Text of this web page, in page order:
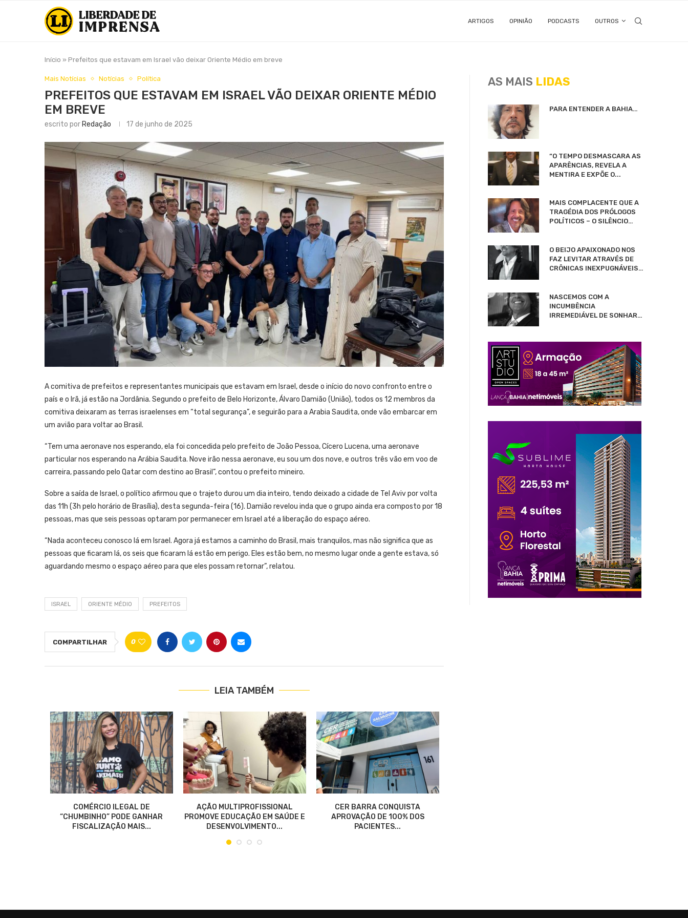
ARTIGOS OPINIÃO PODCASTS OUTROS
Início » Prefeitos que estavam em Israel vão deixar Oriente Médio em breve
Mais Notícias Notícias Política
PREFEITOS QUE ESTAVAM EM ISRAEL VÃO DEIXAR ORIENTE MÉDIO
EM BREVE
escrito por Redação 17 de junho de 2025
A comitiva de prefeitos e representantes municipais que estavam em Israel, desde o início do novo confronto entre o
país e o Irã, já estão na Jordânia. Segundo o prefeito de Belo Horizonte, Álvaro Damião (União), todos os 12 membros da
comitiva deixaram as terras israelenses em “total segurança”, e seguirão para a Arabia Saudita, onde vão embarcar em
um avião para voltar ao Brasil.
“Tem uma aeronave nos esperando, ela foi concedida pelo prefeito de João Pessoa, Cícero Lucena, uma aeronave
particular nos esperando na Arábia Saudita. Nove irão nessa aeronave, eu sou um dos nove, e outros três vão em voo de
carreira, passando pelo Qatar com destino ao Brasil”, contou o prefeito mineiro.
Sobre a saída de Israel, o político afirmou que o trajeto durou um dia inteiro, tendo deixado a cidade de Tel Aviv por volta
das 11h (3h pelo horário de Brasília), desta segunda-feira (16). Damião revelou inda que o grupo ainda era composto por 18
pessoas, mas que seis pessoas optaram por permanecer em Israel até a liberação do espaço aéreo.
“Nada aconteceu conosco lá em Israel. Agora já estamos a caminho do Brasil, mais tranquilos, mas não significa que as
pessoas que ficaram lá, os seis que ficaram lá estão em perigo. Eles estão bem, no mesmo lugar onde a gente estava, só
aguardando mesmo o espaço aéreo para que eles possam retornar”, relatou.
ISRAEL ORIENTE MÉDIO PREFEITOS
COMPARTILHAR 0
LEIA TAMBÉM
COMÉRCIO ILEGAL DE
“CHUMBINHO” PODE GANHAR
FISCALIZAÇÃO MAIS...
AÇÃO MULTIPROFISSIONAL
PROMOVE EDUCAÇÃO EM SAÚDE E
DESENVOLVIMENTO...
CER BARRA CONQUISTA
APROVAÇÃO DE 100% DOS
PACIENTES...
AS MAIS LIDAS
PARA ENTENDER A BAHIA…
“O TEMPO DESMASCARA AS
APARÊNCIAS, REVELA A
MENTIRA E EXPÕE O...
MAIS COMPLACENTE QUE A
TRAGÉDIA DOS PRÓLOGOS
POLÍTICOS – O SILÊNCIO…
O BEIJO APAIXONADO NOS
FAZ LEVITAR ATRAVÉS DE
CRÔNICAS INEXPUGNÁVEIS…
NASCEMOS COM A
INCUMBÊNCIA
IRREMEDIÁVEL DE SONHAR…